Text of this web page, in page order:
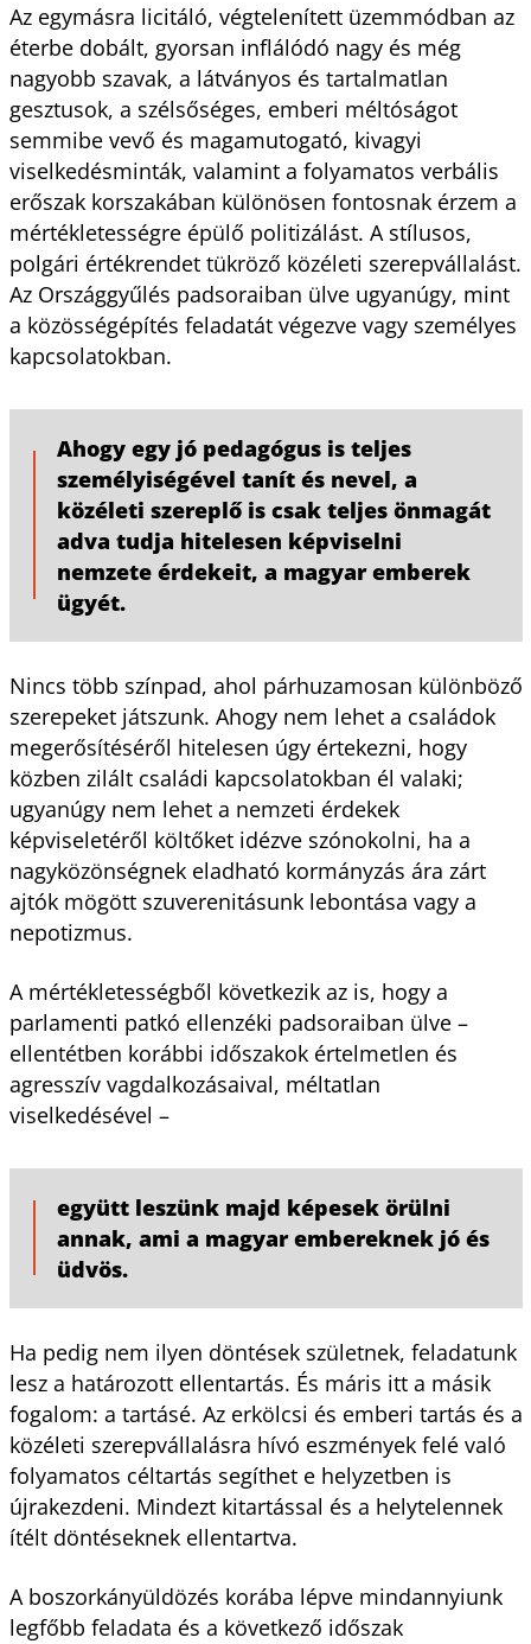
Az egymásra licitáló, végtelenített üzemmódban az
éterbe dobált, gyorsan inflálódó nagy és még
nagyobb szavak, a látványos és tartalmatlan
gesztusok, a szélsőséges, emberi méltóságot
semmibe vevő és magamutogató, kivagyi
viselkedésminták, valamint a folyamatos verbális
erőszak korszakában különösen fontosnak érzem a
mértékletességre épülő politizálást. A stílusos,
polgári értékrendet tükröző közéleti szerepvállalást.
Az Országgyűlés padsoraiban ülve ugyanúgy, mint
a közösségépítés feladatát végezve vagy személyes
kapcsolatokban.
Ahogy egy jó pedagógus is teljes
személyiségével tanít és nevel, a
közéleti szereplő is csak teljes önmagát
adva tudja hitelesen képviselni
nemzete érdekeit, a magyar emberek
ügyét.
Nincs több színpad, ahol párhuzamosan különböző
szerepeket játszunk. Ahogy nem lehet a családok
megerősítéséről hitelesen úgy értekezni, hogy
közben zilált családi kapcsolatokban él valaki;
ugyanúgy nem lehet a nemzeti érdekek
képviseletéről költőket idézve szónokolni, ha a
nagyközönségnek eladható kormányzás ára zárt
ajtók mögött szuverenitásunk lebontása vagy a
nepotizmus.
A mértékletességből következik az is, hogy a
parlamenti patkó ellenzéki padsoraiban ülve –
ellentétben korábbi időszakok értelmetlen és
agresszív vagdalkozásaival, méltatlan
viselkedésével –
együtt leszünk majd képesek örülni
annak, ami a magyar embereknek jó és
üdvös.
Ha pedig nem ilyen döntések születnek, feladatunk
lesz a határozott ellentartás. És máris itt a másik
fogalom: a tartásé. Az erkölcsi és emberi tartás és a
közéleti szerepvállalásra hívó eszmények felé való
folyamatos céltartás segíthet e helyzetben is
újrakezdeni. Mindezt kitartással és a helytelennek
ítélt döntéseknek ellentartva.
A boszorkányüldözés korába lépve mindannyiunk
legfőbb feladata és a következő időszak